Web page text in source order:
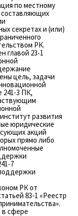
по местному
секретах и (или)
РК.
главой 23-1
цель, задачи
241-3 ПК,
развития
юридические
акций
прямо либо
7
РК от
83-1 «Реестр
в сфере